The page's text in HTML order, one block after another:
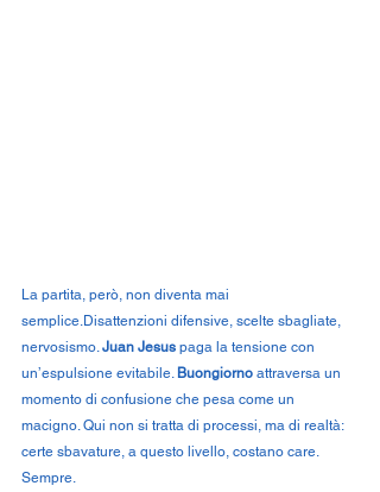
La partita, però, non diventa mai
semplice.Disattenzioni difensive, scelte sbagliate,
nervosismo. Juan Jesus paga la tensione con
un’espulsione evitabile. Buongiorno attraversa un
momento di confusione che pesa come un
macigno. Qui non si tratta di processi, ma di realtà:
certe sbavature, a questo livello, costano care.
Sempre.